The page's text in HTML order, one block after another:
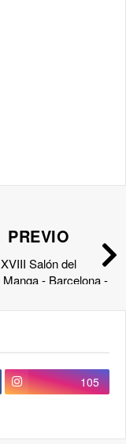
PREVIO
XVIII Salón del
Manga - Barcelona -
105